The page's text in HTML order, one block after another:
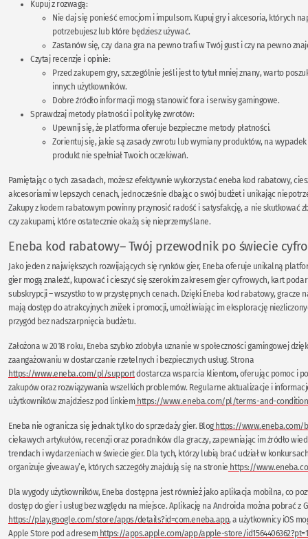
Kupuj z rozwagą:
Nie daj się ponieść emocjom i impulsom. Kupuj gry i akcesoria, których
potrzebujesz lub które będziesz używać.
Zastanów się, czy dana gra na pewno trafi w Twój gust i czy na pewno
Czytaj recenzje i opinie:
Przed zakupem gry, szczególnie jeśli jest to tytuł mniej znany, warto
innych użytkowników.
Dobre źródło informacji mogą stanowić fora i serwisy gamingowe.
Sprawdzaj metody płatności i politykę zwrotów:
Upewnij się, że platforma oferuje bezpieczne metody płatności.
Zorientuj się, jakie są zasady zwrotu lub wymiany produktów, na wypadek
produkt nie spełniał Twoich oczekiwań.
Pamiętając o tych zasadach, możesz efektywnie wykorzystać eneba kod rabatowy,
akcesoriami w lepszych cenach, jednocześnie dbając o swój budżet i unikając
Zakupy z kodem rabatowym powinny przynosić radość i satysfakcję, a nie skutkować
czy zakupami, które ostatecznie okażą się nieprzemyślane.
Eneba kod rabatowy– Twój przewodnik po świecie
Jako jeden z największych rozwijających się rynków gier, Eneba oferuje unikalną
gier mogą znaleźć, kupować i cieszyć się szerokim zakresem gier cyfrowych, kart
subskrypcji – wszystko to w przystępnych cenach. Dzięki Eneba kod rabatowy, gracze
mają dostęp do atrakcyjnych zniżek i promocji, umożliwiając im eksplorację
przygód bez nadszarpnięcia budżetu.
Założona w 2018 roku, Eneba szybko zdobyła uznanie w społeczności gamingowej
zaangażowaniu w dostarczanie rzetelnych i bezpiecznych usług. Strona
https://www.eneba.com/pl/supportdostarcza wsparcia klientom, oferując pomoc i
zakupów oraz rozwiązywania wszelkich problemów. Regularne aktualizacje i
użytkowników znajdziesz pod linkiemhttps://www.eneba.com/pl/terms-and-
Eneba nie ogranicza się jednak tylko do sprzedaży gier. Bloghttps://www.eneba.com/
ciekawych artykułów, recenzji oraz poradników dla graczy, zapewniając im źródło
trendach i wydarzeniach w świecie gier. Dla tych, którzy lubią brać udział w
organizuje giveaway’e, których szczegóły znajdują się na stronie https://
Dla wygody użytkowników, Eneba dostępna jest również jako aplikacja mobilna, co
dostęp do gier i usług bez względu na miejsce. Aplikację na Androida można pobrać z
https://play.google.com/store/apps/details?id=com.eneba.app, a użytkownicy iOS
Apple Store pod adresemhttps://apps.apple.com/app/apple-store/